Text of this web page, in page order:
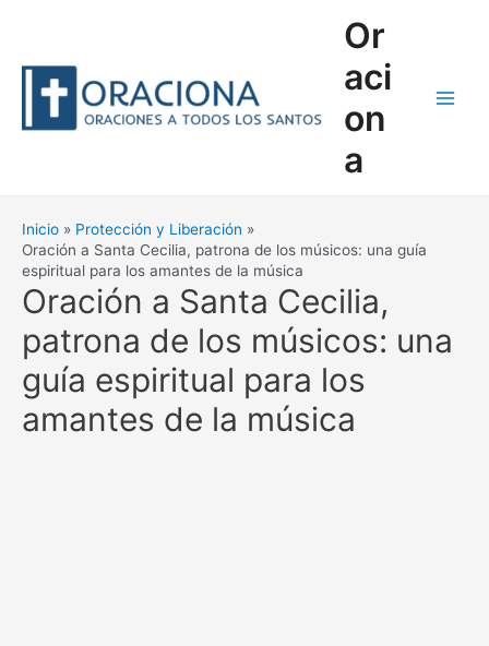
Or
aci
on
a
Inicio
Protección y Liberación
Oración a Santa Cecilia, patrona de los músicos: una guía
espiritual para los amantes de la música
Oración a Santa Cecilia,
patrona de los músicos: una
guía espiritual para los
amantes de la música